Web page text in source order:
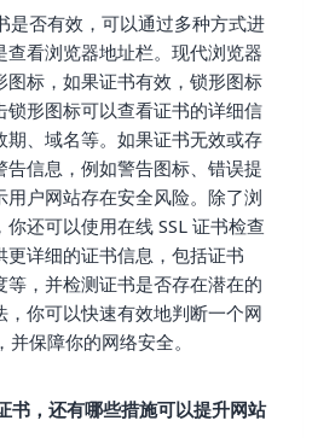
是否有效，可以通过多种方式进
看浏览器地址栏。现代浏览器
标，如果证书有效，锁形图标
形图标可以查看证书的详细信
、域名等。如果证书无效或存
信息，例如警告图标、错误提
户网站存在安全风险。除了浏
还可以使用在线 SSL 证书检查
详细的证书信息，包括证书
，并检测证书是否存在潜在的
你可以快速有效地判断一个网
保障你的网络安全。
书，还有哪些措施可以提升网站